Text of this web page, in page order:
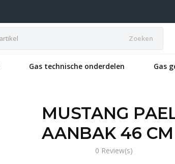
Zoeken
Gas technische onderdelen Gas
MUSTANG
AANBAK 46 CM
0 Review(s)